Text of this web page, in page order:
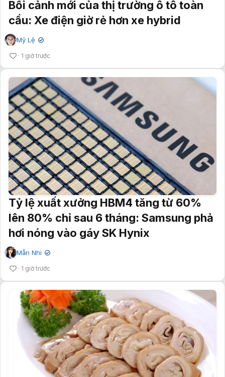
Bối cảnh mới của thị trường ô tô toàn
cầu: Xe điện giờ rẻ hơn xe hybrid
Mỹ Lệ ✔
1 giờ trước
Tỷ lệ xuất xưởng HBM4 tăng từ 60%
lên 80% chỉ sau 6 tháng: Samsung phả
hơi nóng vào gáy SK Hynix
Mẫn Nhi ✔
1 giờ trước